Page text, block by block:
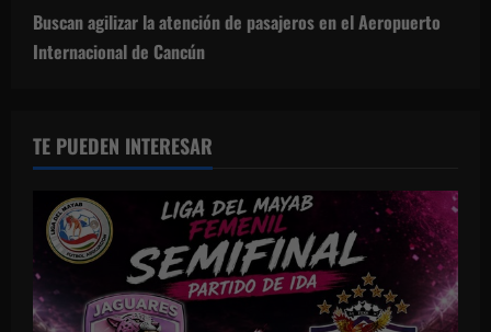
Buscan agilizar la atención de pasajeros en el Aeropuerto
Internacional de Cancún
TE PUEDEN INTERESAR